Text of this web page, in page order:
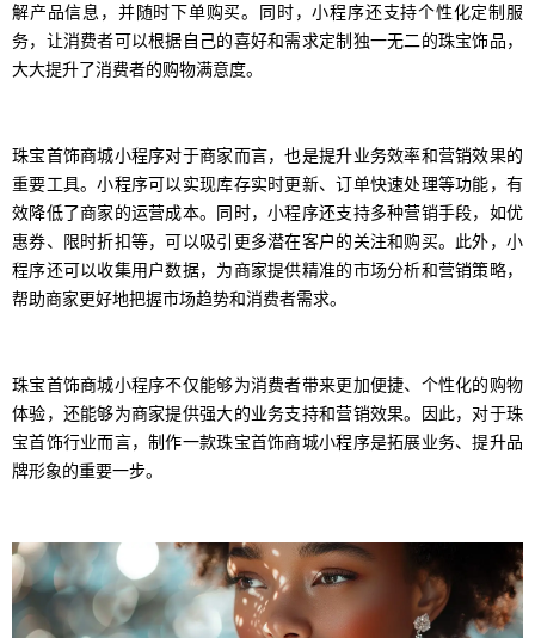
解产品信息，并随时下单购买。同时，小程序还支持个性化定制服
务，让消费者可以根据自己的喜好和需求定制独一无二的珠宝饰品，
大大提升了消费者的购物满意度。
珠宝首饰商城小程序对于商家而言，也是提升业务效率和营销效果的
重要工具。小程序可以实现库存实时更新、订单快速处理等功能，有
效降低了商家的运营成本。同时，小程序还支持多种营销手段，如优
惠券、限时折扣等，可以吸引更多潜在客户的关注和购买。此外，小
程序还可以收集用户数据，为商家提供精准的市场分析和营销策略，
帮助商家更好地把握市场趋势和消费者需求。
珠宝首饰商城小程序不仅能够为消费者带来更加便捷、个性化的购物
体验，还能够为商家提供强大的业务支持和营销效果。因此，对于珠
宝首饰行业而言，制作一款珠宝首饰商城小程序是拓展业务、提升品
牌形象的重要一步。